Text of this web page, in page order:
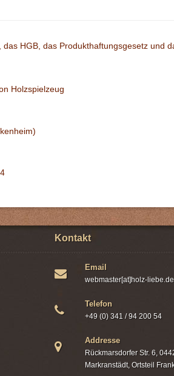
das HGB, das Produkthaftungsgesetz und
Holzspielzeug
Kontakt
Email
webmaster[at]holz-liebe.de
Telefon
+49 (0) 341 / 94 200 54
Addresse
Rückmarsdorfer Str. 6,
Markranstädt, Ortsteil